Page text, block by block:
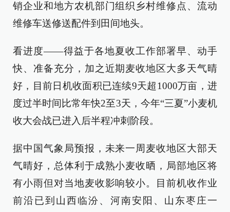
销企业和地方农机部门组织乡村维修点、流动
维修车送修送配件到田间地头。
看进度——得益于各地夏收工作部署早、动手
快、准备充分，加之近期麦收地区大多天气晴
好，目前日机收面积已连续9天超1000万亩，进
度过半时间比常年快2至3天，今年“三夏”小麦机
收大会战已进入后半程冲刺阶段。
据中国气象局预报，未来一周麦收地区大部天
气晴好，总体利于成熟小麦收晒，局部地区将
有小雨但对当地麦收影响较小。目前机收作业
前沿已到山西临汾、河南安阳、山东枣庄一